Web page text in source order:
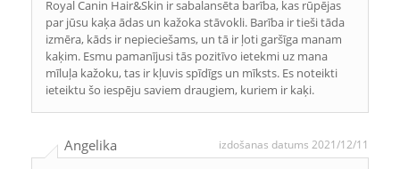
Royal Canin Hair&Skin ir sabalansēta barība, kas rūpējas
par jūsu kaķa ādas un kažoka stāvokli. Barība ir tieši tāda
izmēra, kāds ir nepieciešams, un tā ir ļoti garšīga manam
kaķim. Esmu pamanījusi tās pozitīvo ietekmi uz mana
mīluļa kažoku, tas ir kļuvis spīdīgs un mīksts. Es noteikti
ieteiktu šo iespēju saviem draugiem, kuriem ir kaķi.
Angelika izdošanas datums 2021/12/11